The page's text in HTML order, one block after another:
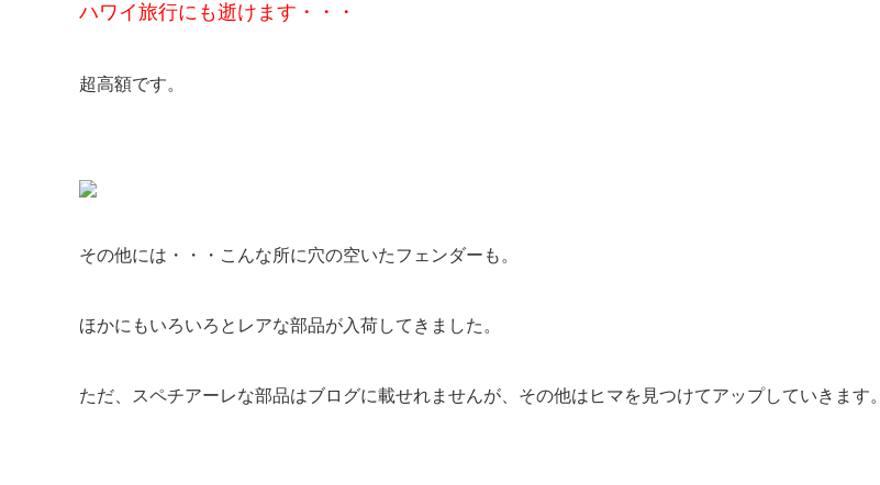
ハワイ旅行にも逝けます・・・
超高額です。
その他には・・・こんな所に穴の空いたフェンダーも。
ほかにもいろいろとレアな部品が入荷してきました。
ただ、スペチアーレな部品はブログに載せれませんが、その他はヒマを見つけてアップしていきます。